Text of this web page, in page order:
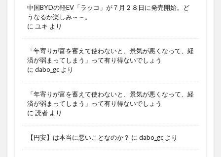
中国BYDの軽EV「ラッコ」が７月２８日に発売開始。ど
うなるか楽しみ～～。
に ユキ より
「年寄りが富を蓄えて使わないと、景気が悪くなって、経
済が弱まってしまう」って有り得ないでしょう
に dabo_gc より
「年寄りが富を蓄えて使わないと、景気が悪くなって、経
済が弱まってしまう」って有り得ないでしょう
に 読者 より
【円安】は本当に悪いことなのか？ に dabo_gc より